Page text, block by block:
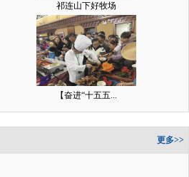
祁连山下好牧场
【奋进“十五五...
更多>>